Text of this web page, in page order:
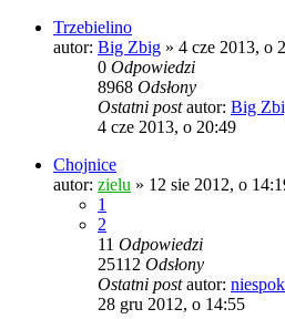
Trzebielino
autor: Big Zbig » 4 cze 2013, o
0 Odpowiedzi
8968 Odsłony
Ostatni postautor: Big
4 cze 2013, o 20:49
Chojnice
autor: zielu » 12 sie 2012, o
1
2
11 Odpowiedzi
25112 Odsłony
Ostatni postautor:
28 gru 2012, o 14:55